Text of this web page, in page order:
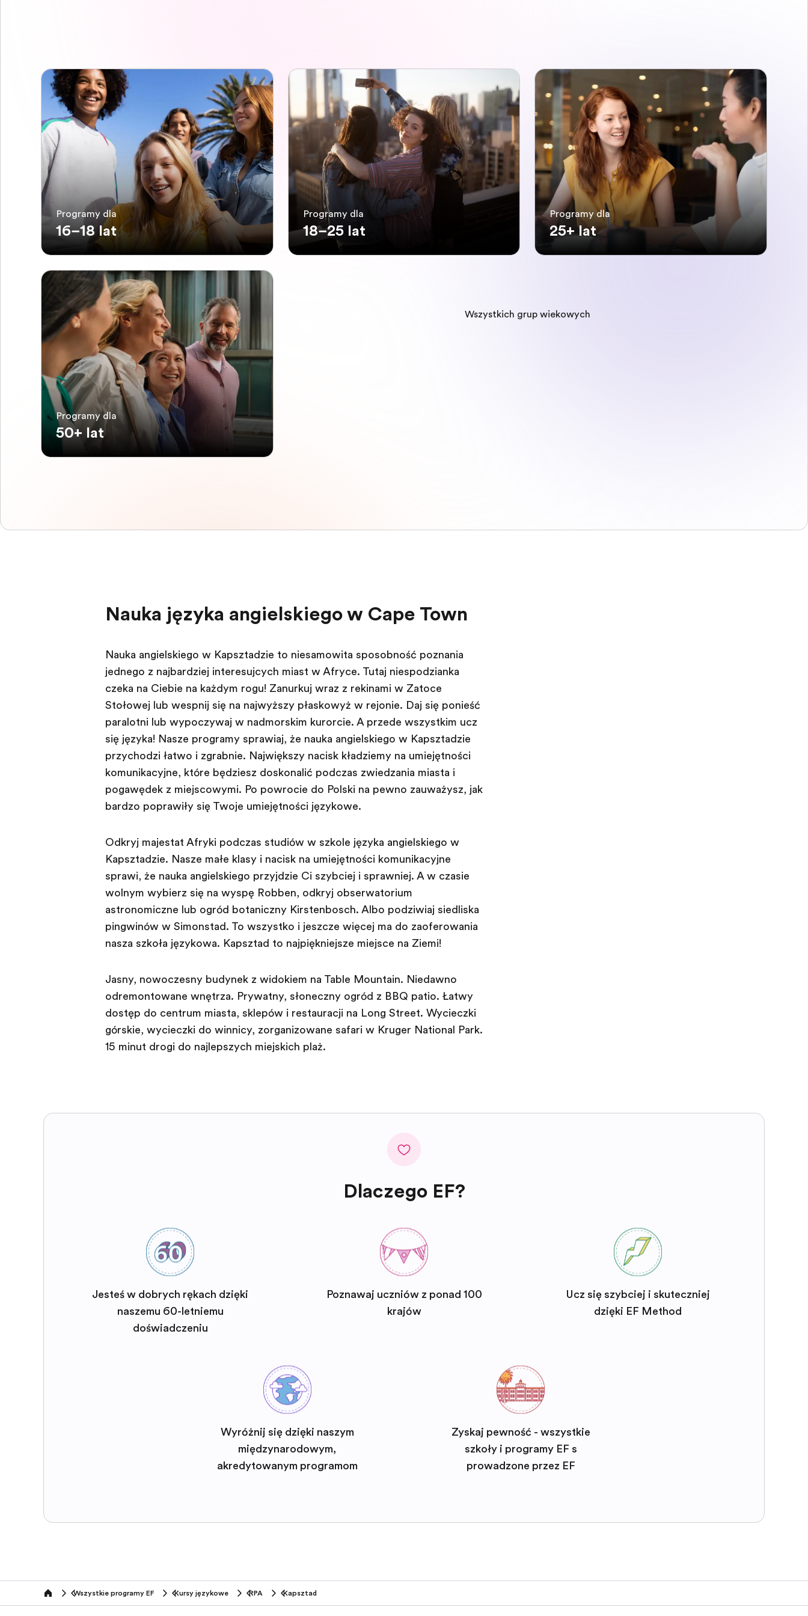
Programy dla
16–18 lat
Programy dla
18–25 lat
Programy dla
25+ lat
Programy dla
50+ lat
Wszystkich grup wiekowych
Nauka języka angielskiego w Cape Town
Nauka angielskiego w Kapsztadzie to niesamowita sposobność poznania
jednego z najbardziej interesujących miast w Afryce. Tutaj niespodzianka
czeka na Ciebie na każdym rogu! Zanurkuj wraz z rekinami w Zatoce
Stołowej lub wespnij się na najwyższy płaskowyż w rejonie. Daj się ponieść
paralotni lub wypoczywaj w nadmorskim kurorcie. A przede wszystkim ucz
się języka! Nasze programy sprawiają, że nauka angielskiego w Kapsztadzie
przychodzi łatwo i zgrabnie. Największy nacisk kładziemy na umiejętności
komunikacyjne, które będziesz doskonalić podczas zwiedzania miasta i
pogawędek z miejscowymi. Po powrocie do Polski na pewno zauważysz, jak
bardzo poprawiły się Twoje umiejętności językowe.
Odkryj majestat Afryki podczas studiów w szkole języka angielskiego w
Kapsztadzie. Nasze małe klasy i nacisk na umiejętności komunikacyjne
sprawią, że nauka angielskiego przyjdzie Ci szybciej i sprawniej. A w czasie
wolnym wybierz się na wyspę Robben, odkryj obserwatorium
astronomiczne lub ogród botaniczny Kirstenbosch. Albo podziwiaj siedliska
pingwinów w Simonstad. To wszystko i jeszcze więcej ma do zaoferowania
nasza szkoła językowa. Kapsztad to najpiękniejsze miejsce na Ziemi!
Jasny, nowoczesny budynek z widokiem na Table Mountain. Niedawno
odremontowane wnętrza. Prywatny, słoneczny ogród z BBQ patio. Łatwy
dostęp do centrum miasta, sklepów i restauracji na Long Street. Wycieczki
górskie, wycieczki do winnicy, zorganizowane safari w Kruger National Park.
15 minut drogi do najlepszych miejskich plaż.
Dlaczego EF?
Jesteś w dobrych rękach dzięki
naszemu 60-letniemu
doświadczeniu
Poznawaj uczniów z ponad 100
krajów
Ucz się szybciej i skuteczniej
dzięki EF Method
Wyróżnij się dzięki naszym
międzynarodowym,
akredytowanym programom
Zyskaj pewność - wszystkie
szkoły i programy EF są
prowadzone przez EF
home Wszystkie programy EF Kursy językowe RPA Kapsztad